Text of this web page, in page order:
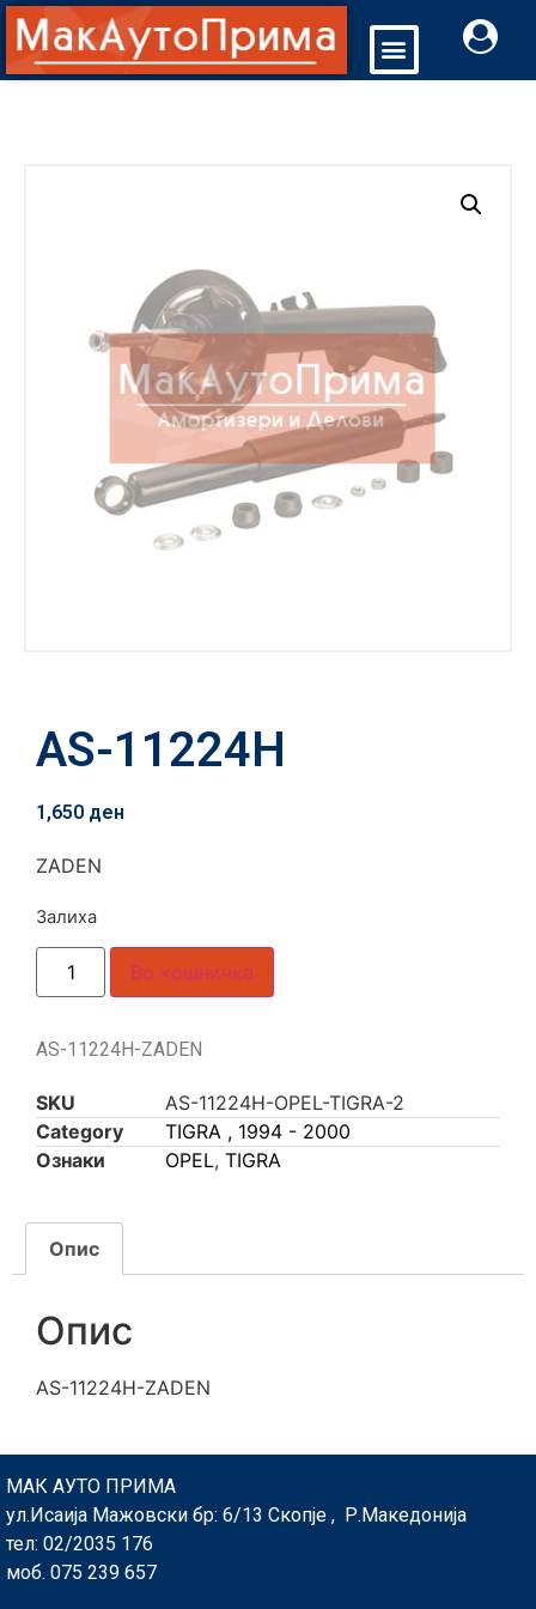
AS-11224H
1,650 ден
ZADEN
Залиха
Во кошничка
AS-11224H-ZADEN
SKU
AS-11224H-OPEL-TIGRA-2
Category
TIGRA , 1994 - 2000
Ознаки
OPEL, TIGRA
Опис
Опис
AS-11224H-ZADEN
МАК АУТО ПРИМА
ул.Исаија Мажовски бр: 6/13 Скопје , Р.Македонија
тел: 02/2035 176
моб. 075 239 657